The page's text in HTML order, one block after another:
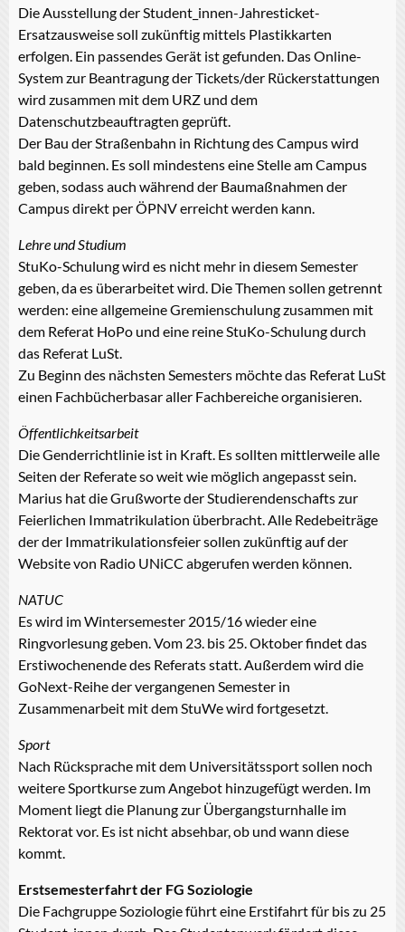
Die Ausstellung der Student_innen-Jahresticket-
Ersatzausweise soll zukünftig mittels Plastikkarten
erfolgen. Ein passendes Gerät ist gefunden. Das Online-
System zur Beantragung der Tickets/der Rückerstattungen
wird zusammen mit dem URZ und dem
Datenschutzbeauftragten geprüft.
Der Bau der Straßenbahn in Richtung des Campus wird
bald beginnen. Es soll mindestens eine Stelle am Campus
geben, sodass auch während der Baumaßnahmen der
Campus direkt per ÖPNV erreicht werden kann.
Lehre und Studium
StuKo-Schulung wird es nicht mehr in diesem Semester
geben, da es überarbeitet wird. Die Themen sollen getrennt
werden: eine allgemeine Gremienschulung zusammen mit
dem Referat HoPo und eine reine StuKo-Schulung durch
das Referat LuSt.
Zu Beginn des nächsten Semesters möchte das Referat LuSt
einen Fachbücherbasar aller Fachbereiche organisieren.
Öffentlichkeitsarbeit
Die Genderrichtlinie ist in Kraft. Es sollten mittlerweile alle
Seiten der Referate so weit wie möglich angepasst sein.
Marius hat die Grußworte der Studierendenschafts zur
Feierlichen Immatrikulation überbracht. Alle Redebeiträge
der der Immatrikulationsfeier sollen zukünftig auf der
Website von Radio UNiCC abgerufen werden können.
NATUC
Es wird im Wintersemester 2015/16 wieder eine
Ringvorlesung geben. Vom 23. bis 25. Oktober findet das
Erstiwochenende des Referats statt. Außerdem wird die
GoNext-Reihe der vergangenen Semester in
Zusammenarbeit mit dem StuWe wird fortgesetzt.
Sport
Nach Rücksprache mit dem Universitätssport sollen noch
weitere Sportkurse zum Angebot hinzugefügt werden. Im
Moment liegt die Planung zur Übergangsturnhalle im
Rektorat vor. Es ist nicht absehbar, ob und wann diese
kommt.
Erstsemesterfahrt der FG Soziologie
Die Fachgruppe Soziologie führt eine Erstifahrt für bis zu 25